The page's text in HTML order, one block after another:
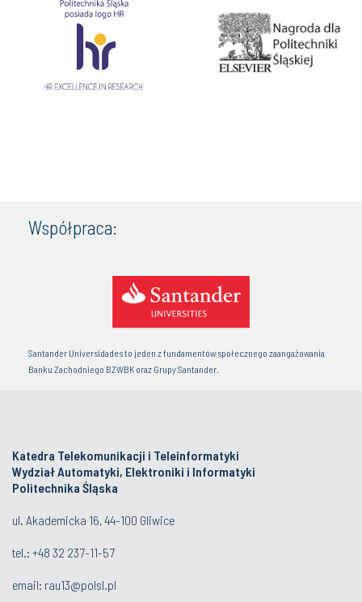
Współpraca:
Santander Universidades to jeden z fundamentów społecznego zaangażowania
Banku Zachodniego BZWBK oraz Grupy Santander.
Katedra Telekomunikacji i Teleinformatyki
Wydział Automatyki, Elektroniki i Informatyki
Politechnika Śląska
ul. Akademicka 16, 44-100 Gliwice
tel.: +48 32 237-11-57
email: rau13@polsl.pl